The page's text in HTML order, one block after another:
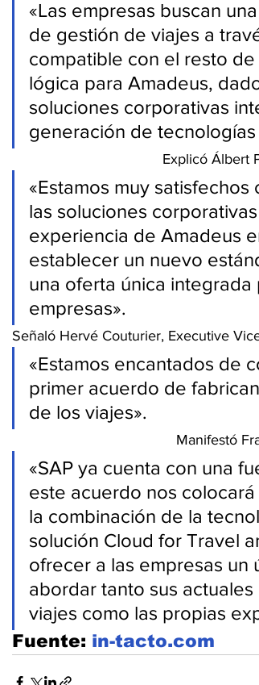
«Las empresas buscan
de gestión de viajes a
compatible con el resto de
lógica para Amadeus,
soluciones corporativas
generación de tecnologías
Explicó Álbert
«Estamos muy
las soluciones
experiencia de Amadeus
establecer un nuevo
una oferta única
empresas».
Señaló Hervé Couturier, Executive
«Estamos encantados de
primer acuerdo de
de los viajes».
Manifestó
«SAP ya cuenta con una
este acuerdo nos
la combinación de la
solución Cloud for Travel
ofrecer a las empresas un
abordar tanto sus
viajes como las propias
Fuente: in-tacto.com